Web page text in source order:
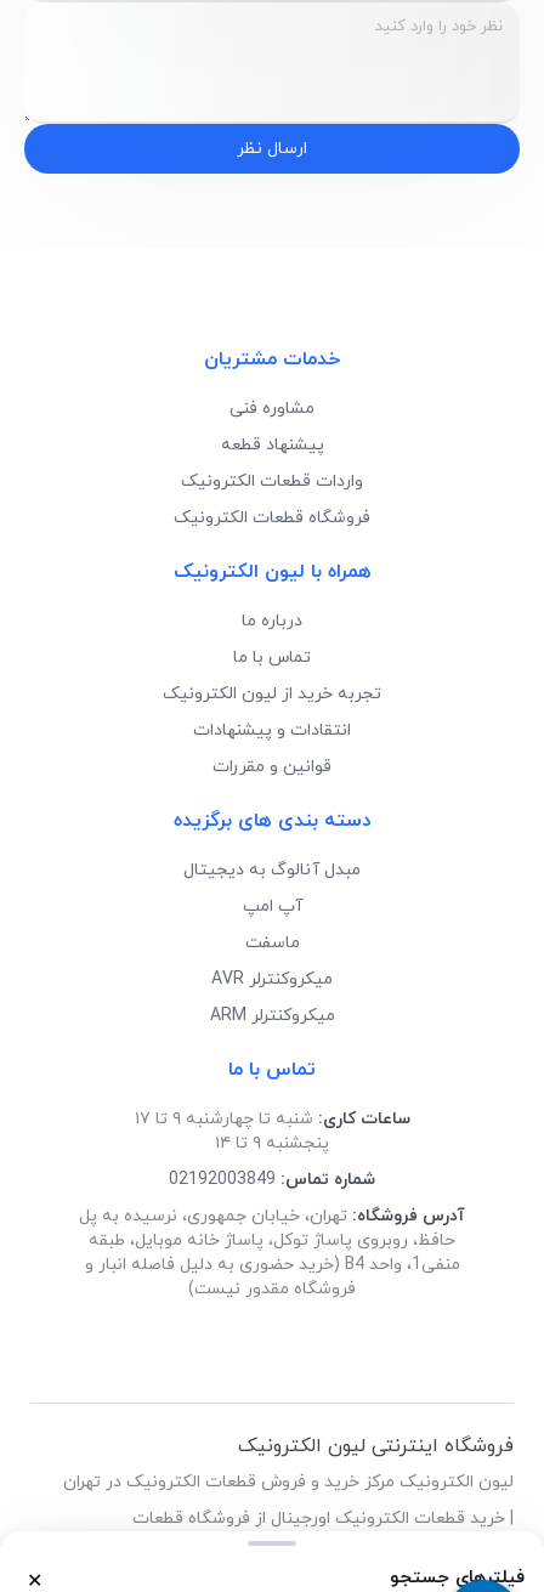
فیلترهای جستجو ✕
ارسال نظر
خدمات مشتریان
مشاوره فنی
پیشنهاد قطعه
واردات قطعات الکترونیک
فروشگاه قطعات الکترونیک
همراه با لیون الکترونیک
درباره ما
تماس با ما
تجربه خرید از لیون الکترونیک
انتقادات و پیشنهادات
قوانین و مقررات
دسته بندی های برگزیده
مبدل آنالوگ به دیجیتال
آپ امپ
ماسفت
میکروکنترلر AVR
میکروکنترلر ARM
تماس با ما
ساعات کاری: شنبه تا چهارشنبه ۹ تا ۱۷
پنجشنبه ۹ تا ۱۴
شماره تماس: 02192003849
آدرس فروشگاه: تهران، خیابان جمهوری، نرسیده به پل
حافظ، روبروی پاساژ توکل، پاساژ خانه موبایل، طبقه
منفی1، واحد B4 (خرید حضوری به دلیل فاصله انبار و
فروشگاه مقدور نیست)
فروشگاه اینترنتی لیون الکترونیک
لیون الکترونیک مرکز خرید و فروش قطعات الکترونیک در تهران
| خرید قطعات الکترونیک اورجینال از فروشگاه قطعات